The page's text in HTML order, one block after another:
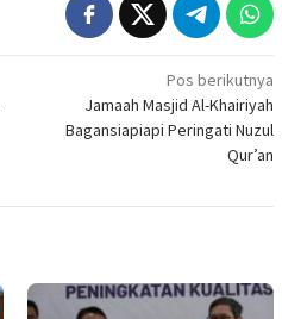
Pos berikutnya
Jamaah Masjid Al-Khairiyah
Bagansiapiapi Peringati Nuzul
Qur’an